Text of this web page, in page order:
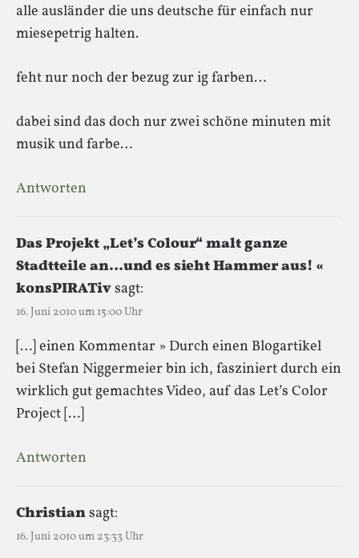
alle ausländer die uns deutsche für einfach nur
miesepetrig halten.
feht nur noch der bezug zur ig farben…
dabei sind das doch nur zwei schöne minuten mit
musik und farbe…
Antworten
Das Projekt „Let’s Colour“ malt ganze
Stadtteile an…und es sieht Hammer aus! «
konsPIRATivsagt:
16. Juni 2010 um 15:00 Uhr
[…] einen Kommentar » Durch einen Blogartikel
bei Stefan Niggermeier bin ich, fasziniert durch ein
wirklich gut gemachtes Video, auf das Let’s Color
Project […]
Antworten
Christiansagt:
16. Juni 2010 um 23:33 Uhr